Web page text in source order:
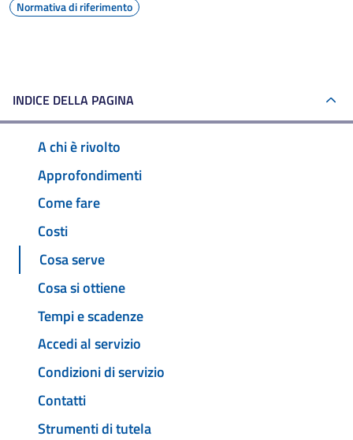
Normativa di riferimento
INDICE DELLA PAGINA
A chi è rivolto
Approfondimenti
Come fare
Costi
Cosa serve
Cosa si ottiene
Tempi e scadenze
Accedi al servizio
Condizioni di servizio
Contatti
Strumenti di tutela